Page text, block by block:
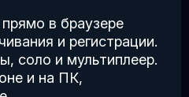
в браузере
и регистрации.
соло и мультиплеер.
и на ПК,